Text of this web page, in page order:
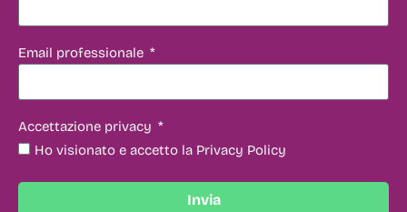
Email professionale
Accettazione privacy
Ho visionato e accetto la Privacy Policy
Invia